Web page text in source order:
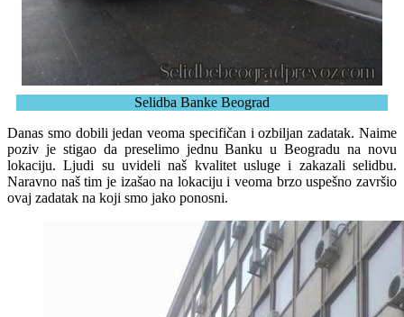
Selidba Banke Beograd
Danas smo dobili jedan veoma specifičan i ozbiljan zadatak. Naime
poziv je stigao da preselimo jednu Banku u Beogradu na novu
lokaciju. Ljudi su uvideli naš kvalitet usluge i zakazali selidbu.
Naravno naš tim je izašao na lokaciju i veoma brzo uspešno završio
ovaj zadatak na koji smo jako ponosni.